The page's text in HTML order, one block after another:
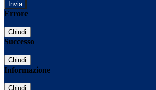
Errore
Chiudi
Successo
Chiudi
Informazione
Chiudi